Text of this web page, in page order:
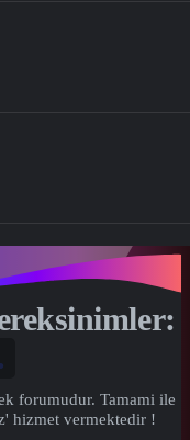
forumudur. Tamami ile
hizmet vermektedir !